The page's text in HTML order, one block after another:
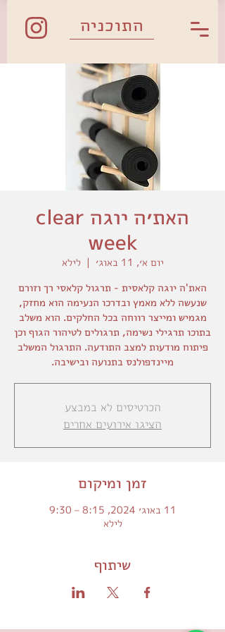
התוכניה
האת׳ה יוגה clear
week
יום א׳, 11 באוג׳
  |
לילא
האת'ה יוגה קלאסית - תרגול קלאסי רך וזורם
שנעשה ללא מאמץ ובדרכו הנעימה הוא מחזק,
מגמיש ומייצר רווחה בכל החלקים. הוא משלב
בתוכו תרגילי נשימה, תרגולים לטיהור הגוף וכן
פיתוח מודעות למצב התודעה. התרגול המשלב
מיינדפולנס בתנועה ובישיבה.
הכרטיסים לא במבצע
הציגו אירועים אחרים
זמן ומיקום
11 באוג׳ 2024, 8:15 – 9:30
לילא
שיתוף